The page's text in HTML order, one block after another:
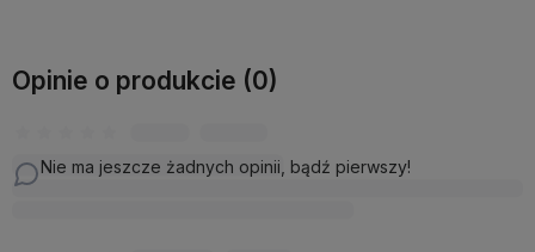
Opinie o produkcie (0)
Nie ma jeszcze żadnych opinii, bądź pierwszy!